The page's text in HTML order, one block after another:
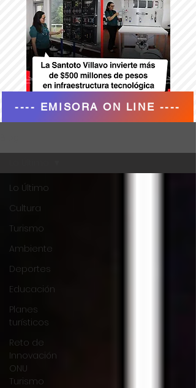
---- EMISORA ON LINE ----
Lo Último
Cultura
Turismo
Ambiente
Deportes
Educación
Planes
turísticos
Reto de
Innovación
ONU
Turismo